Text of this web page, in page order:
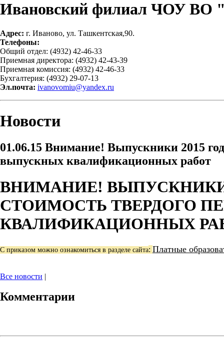
Ивановский филиал ЧОУ ВО
Адрес: г. Иваново, ул. Ташкентская,90.
Телефоны:
Общий отдел: (4932) 42-46-33
Приемная директора: (4932) 42-43-39
Приемная комиссия: (4932) 42-46-33
Бухгалтерия: (4932) 29-07-13
Эл.почта: ivanovomiu@yandex.ru
Новости
01.06.15 Внимание! Выпускники 2015
выпускных квалификационных работ
ВНИМАНИЕ! ВЫПУСКНИКИ
СТОИМОСТЬ ТВЕРДОГО
КВАЛИФИКАЦИОННЫХ
С приказом можно ознакомиться в разделе сайта: Платные
Все новости |
Комментарии